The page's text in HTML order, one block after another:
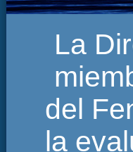
La
del
la